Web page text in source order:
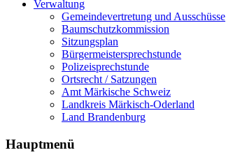
Verwaltung
Gemeindevertretung und Ausschüsse
Baumschutzkommission
Sitzungsplan
Bürgermeistersprechstunde
Polizeisprechstunde
Ortsrecht / Satzungen
Amt Märkische Schweiz
Landkreis Märkisch-Oderland
Land Brandenburg
Hauptmenü